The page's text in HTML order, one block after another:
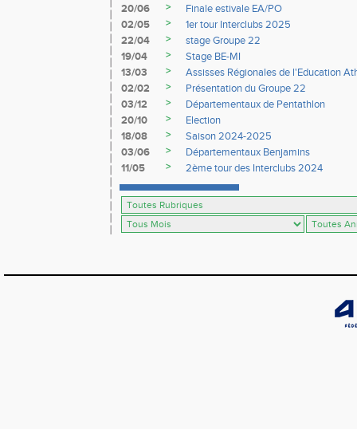
20/06
>
Finale estivale EA/PO
02/05
>
1er tour Interclubs 2025
22/04
>
stage Groupe 22
19/04
>
Stage BE-MI
13/03
>
Assisses Régionales de l'Education
02/02
>
Présentation du Groupe 22
03/12
>
Départementaux de Pentathlon
20/10
>
Election
18/08
>
Saison 2024-2025
03/06
>
Départementaux Benjamins
11/05
> 2ème tour des Interclubs 2024